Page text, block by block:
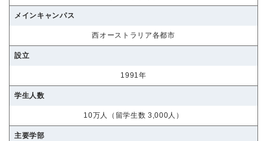
メインキャンパス
西オーストラリア各都市
設立
1991年
学生人数
10万人（留学生数 3,000人）
主要学部